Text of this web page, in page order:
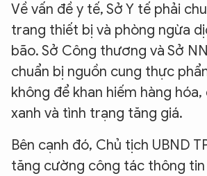
Về vấn đề y tế, Sở Y tế phải
trang thiết bị và phòng ngừa
bão. Sở Công thương và Sở
chuẩn bị nguồn cung thực
không để khan hiếm hàng
xanh và tình trạng tăng giá.
Bên cạnh đó, Chủ tịch UBND
tăng cường công tác thông